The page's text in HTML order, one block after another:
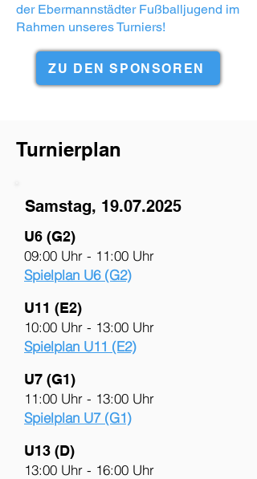
der Ebermannstädter Fußballjugend im
Rahmen unseres Turniers!
ZU DEN SPONSOREN
Turnierplan
Samstag, 19.07.2025
U6 (G2)
09:00 Uhr - 11:00 Uhr
Spielplan U6 (G2)
U11 (E2)
10:00 Uhr - 13:00 Uhr
Spielplan U11 (E2)
U7 (G1)
11:00 Uhr - 13:00 Uhr
Spielplan U7 (G1)
U13 (D)
13:00 Uhr - 16:00 Uhr